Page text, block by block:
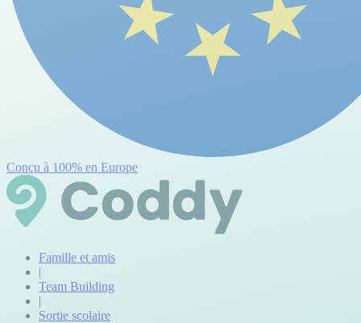
Conçu à 100% en Europe
Famille et amis
|
Team Building
|
Sortie scolaire